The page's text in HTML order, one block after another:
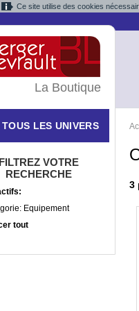
Ce site utilise des cookies
3
La Boutique
TOUS LES UNIVERS
FILTREZ VOTRE
RECHERCHE
Equipement
tout